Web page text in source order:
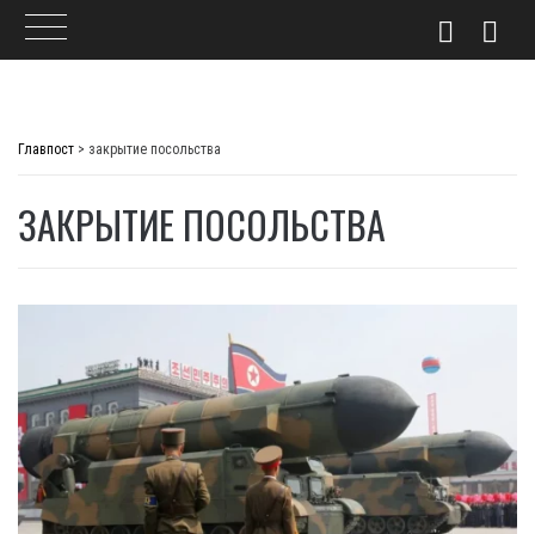
Главпост > закрытие посольства
ЗАКРЫТИЕ ПОСОЛЬСТВА